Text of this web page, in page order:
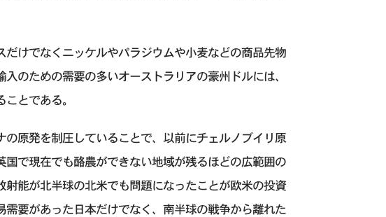
けでなくニッケルやパラジウムや小麦などの商品先物
のための需要の多いオーストラリアの豪州ドルには、
とである。
原発を制圧していることで、以前にチェルノブイリ原
で現在でも酪農ができない地域が残るほどの広範囲の
能が北半球の北米でも問題になったことが欧米の投資
要があった日本だけでなく、南半球の戦争から離れた